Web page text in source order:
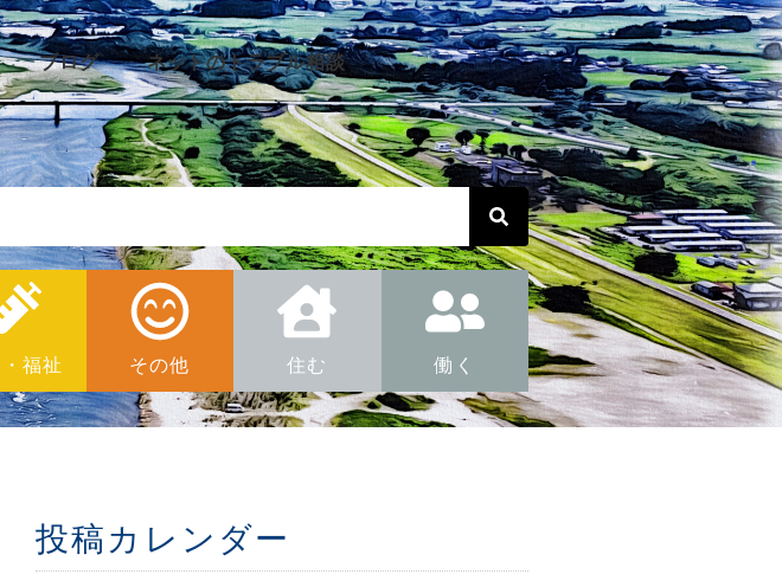
ブログ ネットのトラブル相談
福祉 その他 住む 働く
投稿カレンダー